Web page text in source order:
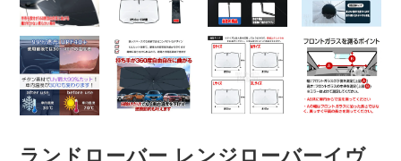
ランドローバー レンジローバーイヴ